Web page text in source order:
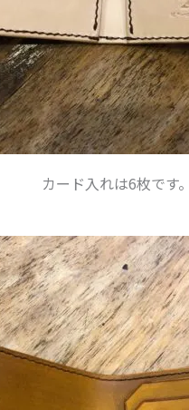
カード入れは6枚です。